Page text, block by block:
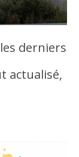
derniers
actualisé,